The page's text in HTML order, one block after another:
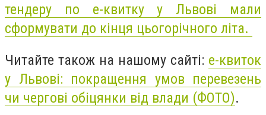
тендеру по е-квитку у Львові мали
сформувати до кінця цьогорічного літа.
Читайте також на нашому сайті: е-квиток
у Львові: покращення умов перевезень
чи чергові обіцянки від влади (ФОТО).